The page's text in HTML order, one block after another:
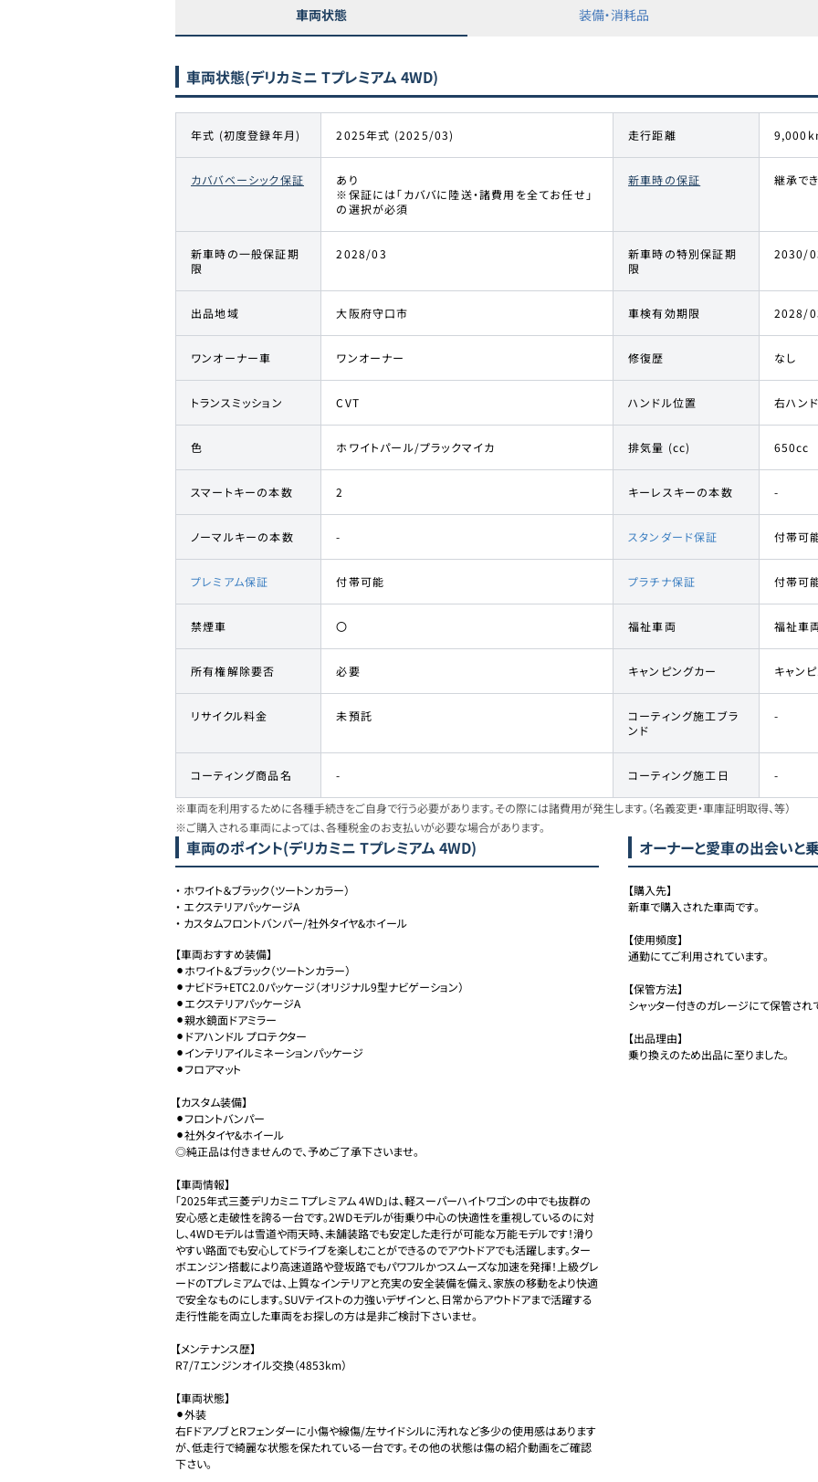
車両状態 装備・消耗品
車両状態(デリカミニ Tプレミアム 4WD)
年式 (初度登録年月) 2025年式 (2025/03) 走行距離
カババベーシック保証
あり
※保証には「カババに陸送・諸費用を全てお任せ」
の選択が必須
新車時の保証 継承でき
新車時の一般保証期
限
2028/03
新車時の特別保証期
限
2030/
出品地域 大阪府守口市 車検有効期限 2028/
ワンオーナー車 ワンオーナー 修復歴 なし
トランスミッション CVT ハンドル位置 右ハン
色 ホワイトパール/プラックマイカ 排気量 (cc) 650cc
スマートキーの本数 2 キーレスキーの本数 -
ノーマルキーの本数 - スタンダード保証 付帯可
プレミアム保証 付帯可能 プラチナ保証 付帯可
禁煙車 〇 福祉車両 福祉車
所有権解除要否 必要 キャンピングカー キャン
リサイクル料金 未預託
コーティング施工ブラ
ンド
-
コーティング商品名 - コーティング施工日 -
※車両を利用するために各種手続きをご自身で行う必要があります。その際には諸費用が発生します。（名義変更・車庫証明取得、等）
※ご購入される車両によっては、各種税金のお支払いが必要な場合があります。
車両のポイント(デリカミニ Tプレミアム 4WD)
・ ホワイト＆ブラック（ツートンカラー）
・ エクステリアパッケージA
・ カスタムフロントバンパー/社外タイヤ&ホイール
【車両おすすめ装備】
⚫︎ホワイト＆ブラック（ツートンカラー）
⚫︎ナビドラ+ETC2.0パッケージ（オリジナル9型ナビゲーション）
⚫︎エクステリアパッケージA
⚫︎親水鏡面ドアミラー
⚫︎ドアハンドル プロテクター
⚫︎インテリアイルミネーションパッケージ
⚫︎フロアマット
【カスタム装備】
⚫︎フロントバンパー
⚫︎社外タイヤ&ホイール
◎純正品は付きませんので、予めご了承下さいませ。
【車両情報】
「2025年式三菱デリカミニ Tプレミアム 4WD」は、軽スーパーハイトワゴンの中でも抜群の
安心感と走破性を誇る一台です。2WDモデルが街乗り中心の快適性を重視しているのに対
し、4WDモデルは雪道や雨天時、未舗装路でも安定した走行が可能な万能モデルです！滑り
やすい路面でも安心してドライブを楽しむことができるのでアウトドアでも活躍します。ター
ボエンジン搭載により高速道路や登坂路でもパワフルかつスムーズな加速を発揮！上級グレ
ードのTプレミアムでは、上質なインテリアと充実の安全装備を備え、家族の移動をより快適
で安全なものにします。SUVテイストの力強いデザインと、日常からアウトドアまで活躍する
走行性能を両立した車両をお探しの方は是非ご検討下さいませ。
【メンテナンス歴】
R7/7エンジンオイル交換（4853km）
【車両状態】
⚫︎外装
右FドアノブとRフェンダーに小傷や線傷/左サイドシルに汚れなど多少の使用感はあります
が、低走行で綺麗な状態を保たれている一台です。その他の状態は傷の紹介動画をご確認
下さい。
オーナーと愛車の出会いと
【購入先】
新車で購入された車両です。
【使用頻度】
通勤にてご利用されています。
【保管方法】
シャッター付きのガレージにて保管され
【出品理由】
乗り換えのため出品に至りました。